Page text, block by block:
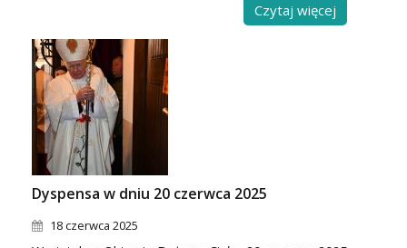
Czytaj więcej
Dyspensa w dniu 20 czerwca 2025
18 czerwca 2025